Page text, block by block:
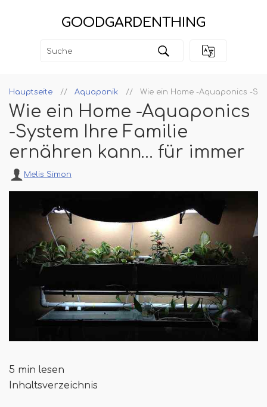
GOODGARDENTHING
Hauptseite Aquaponik Wie ein Home -Aquaponics -
Wie ein Home -Aquaponics
-System Ihre Familie
ernähren kann… für immer
Melis Simon
5 min lesen
Inhaltsverzeichnis